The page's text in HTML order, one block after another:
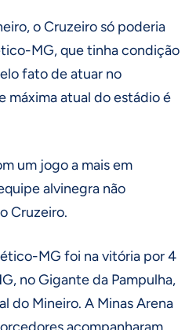
o Cruzeiro só poderia
MG, que tinha condição
fato de atuar no
máxima atual do estádio é
um jogo a mais em
alvinegra não
Cruzeiro.
MG foi na vitória por 4
no Gigante da Pampulha,
do Mineiro. A Minas Arena